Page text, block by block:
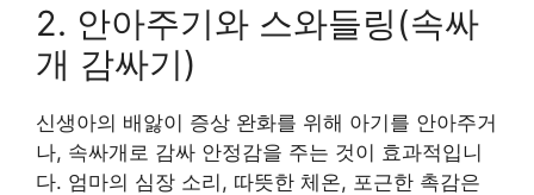
2. 안아주기와 스와들링(속싸
개 감싸기)
신생아의 배앓이 증상 완화를 위해 아기를 안아주거
나, 속싸개로 감싸 안정감을 주는 것이 효과적입니
다. 엄마의 심장 소리, 따뜻한 체온, 포근한 촉감은